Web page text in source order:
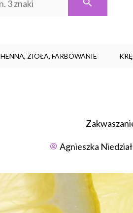
HENNA, ZIOŁA, FARBOWANIE
Agnieszka